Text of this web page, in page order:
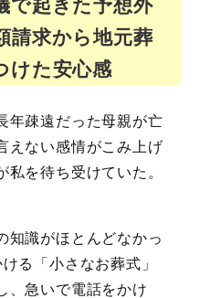
で起きた予想外
求から地元葬
けた安心感
年疎遠だった母親が亡
えない感情がこみ上げ
を待ち受けていた。
知識がほとんどなかっ
る「小さなお葬式」
、急いで電話をかけ